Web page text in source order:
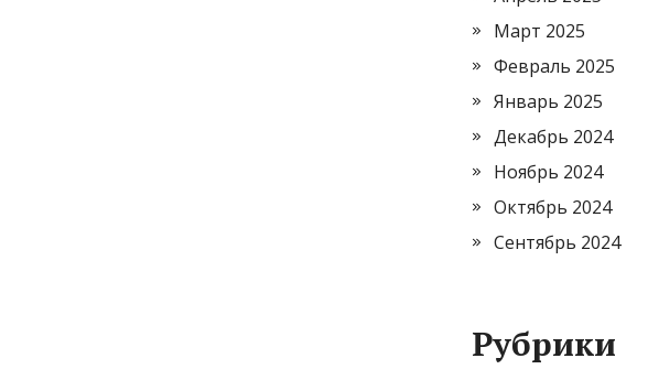
Март 2025
Февраль 2025
Январь 2025
Декабрь 2024
Ноябрь 2024
Октябрь 2024
Сентябрь 2024
Рубрики